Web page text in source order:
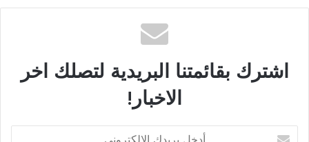
اشترك بقائمتنا البريدية لتصلك اخر
الاخبار!